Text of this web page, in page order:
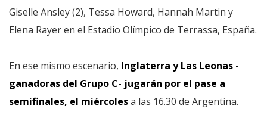
Giselle Ansley (2), Tessa Howard, Hannah Martin y
Elena Rayer en el Estadio Olímpico de Terrassa, España.
En ese mismo escenario, Inglaterra y Las Leonas -
ganadoras del Grupo C- jugarán por el pase a
semifinales, el miércolesa las 16.30 de Argentina.